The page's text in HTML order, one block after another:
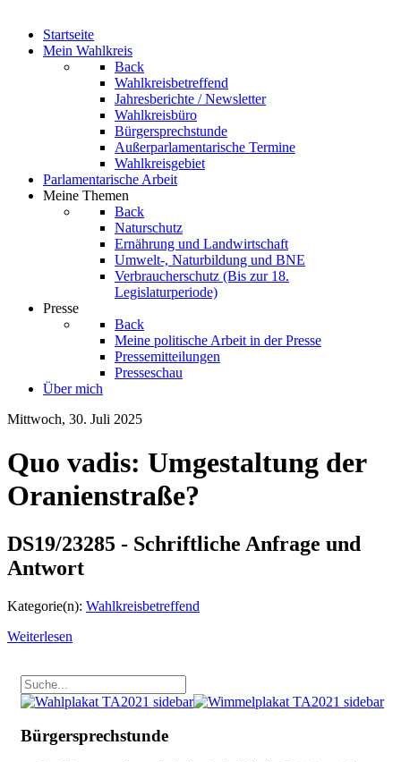
Startseite
Mein Wahlkreis
Back
Wahlkreisbetreffend
Jahresberichte / Newsletter
Wahlkreisbüro
Bürgersprechstunde
Außerparlamentarische Termine
Wahlkreisgebiet
Parlamentarische Arbeit
Meine Themen
Back
Naturschutz
Ernährung und Landwirtschaft
Umwelt-, Naturbildung und BNE
Verbraucherschutz (Bis zur 18.
Legislaturperiode)
Presse
Back
Meine politische Arbeit in der Presse
Pressemitteilungen
Presseschau
Über mich
Mittwoch, 30. Juli 2025
Quo vadis: Umgestaltung der
Oranienstraße?
DS19/23285 - Schriftliche Anfrage und
Antwort
Kategorie(n): Wahlkreisbetreffend
Weiterlesen
Bürgersprechstunde